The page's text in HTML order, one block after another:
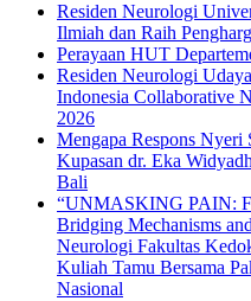
Residen Neurologi
Ilmiah dan Raih
Perayaan HUT
Residen Neurologi
Indonesia Collaborative
2026
Mengapa Respons Nyeri
Kupasan dr. Eka
Bali
“UNMASKING PAIN:
Bridging Mechanisms
Neurologi Fakultas
Kuliah Tamu Bersama
Nasional